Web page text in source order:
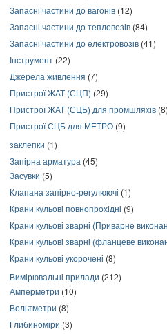
Запасні частини до вагонів (12)
Запасні частини до тепловозів (84)
Запасні частини до електровозів (41)
Інструмент (22)
Джерела живлення (7)
Пристрої ЖАТ (СЦП) (29)
Пристрої ЖАТ (СЦБ) для промшляхів (8)
Пристрої СЦБ для МЕТРО (9)
заклепки (1)
Запірна арматура (45)
Засувки (5)
Клапана запірно-регулюючі (1)
Крани кульові повнопрохідні (9)
Крани кульові зварні (Приварне
Крани кульові зварні (фланцеве
Крани кульові укорочені (8)
Вимірювальні прилади (212)
Амперметри (10)
Вольтметри (8)
Глибиноміри (3)